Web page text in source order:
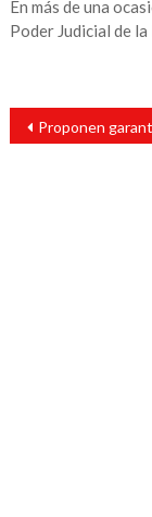
En más de una
Poder Judicial de
Navegación
entradas
Proponen garantizar derecho ciudadano a